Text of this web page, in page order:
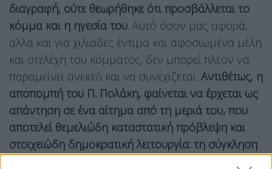
διαγραφή, ούτε θεωρήθηκε ότι προσβάλλεται το
κόμμα και η ηγεσία του. Αυτό όσον μας αφορά,
αλλά και για χιλιάδες έντιμα και αφοσιωμένα μέλη
και στελέχη του κόμματος, δεν μπορεί πλέον να
παραμείνει ανεκτό και να συνεχίζεται. Αντιθέτως, η
αποπομπή του Π. Πολάκη, φαίνεται να έρχεται ως
απάντηση σε ένα αίτημα από τη μεριά του, που
αποτελεί θεμελιώδη καταστατική πρόβλεψη και
στοιχειώδη δημοκρατική λειτουργία: τη σύγκληση